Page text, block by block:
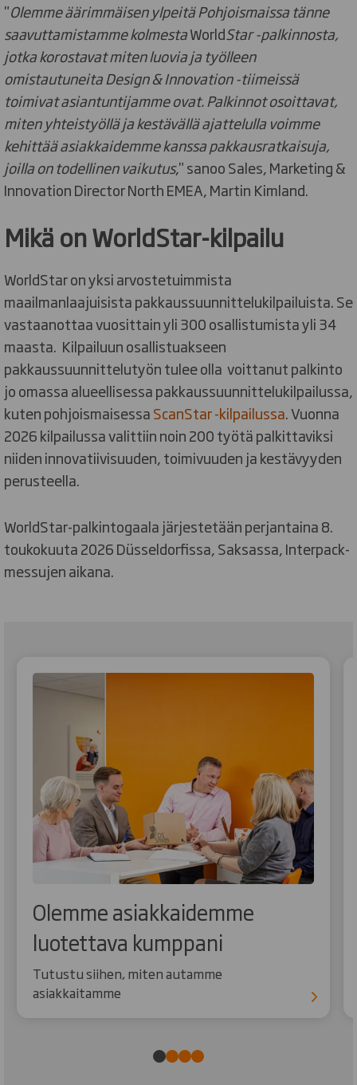
"Olemme äärimmäisen ylpeitä Pohjoismaissa tänne
saavuttamistamme kolmestaWorldStar -palkinnosta,
jotka korostavat miten luovia ja työlleen
omistautuneita Design & Innovation -tiimeissä
toimivat asiantuntijamme ovat. Palkinnot osoittavat,
miten yhteistyöllä ja kestävällä ajattelulla voimme
kehittää asiakkaidemme kanssa pakkausratkaisuja,
joilla on todellinen vaikutus," sanoo Sales, Marketing &
Innovation Director North EMEA, Martin Kimland.
Mikä on WorldStar-kilpailu
WorldStar on yksi arvostetuimmista
maailmanlaajuisista pakkaussuunnittelukilpailuista. Se
vastaanottaa vuosittain yli 300 osallistumista yli 34
maasta. Kilpailuun osallistuakseen
pakkaussuunnittelutyön tulee olla voittanut palkinto
jo omassa alueellisessa pakkaussuunnittelukilpailussa,
kuten pohjoismaisessaScanStar -kilpailussa. Vuonna
2026 kilpailussa valittiin noin 200 työtä palkittaviksi
niiden innovatiivisuuden, toimivuuden ja kestävyyden
perusteella.
WorldStar-palkintogaala järjestetään perjantaina 8.
toukokuuta 2026 Düsseldorfissa, Saksassa, Interpack-
messujen aikana.
Olemme asiakkaidemme
luotettava kumppani
Tutustu siihen, miten autamme
asiakkaitamme